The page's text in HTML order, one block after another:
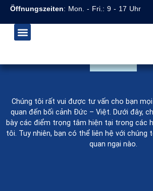
Öffnungszeiten: Mon. - Fri.: 9 - 17 Uhr
Chúng tôi rất vui được tư vấn cho bạn mọi
quan đến bối cảnh Đức – Việt. Dưới đây,
bày các điểm trọng tâm hiện tại trong các
tôi. Tuy nhiên, bạn có thể liên hệ với chúng
quan ngại nào.